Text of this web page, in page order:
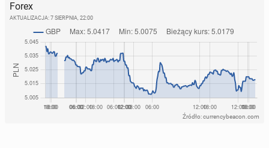
Forex
AKTUALIZACJA: 7 SIERPNIA, 22:00
Źródło: currencybeacon.com